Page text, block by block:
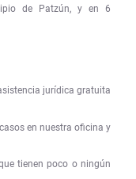
de Patzún, y en 6
jurídica gratuita
en nuestra oficina y
tienen poco o ningún